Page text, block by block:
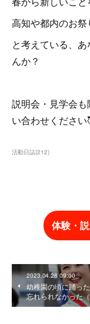
高知や都内のお祭
と考えている、
んか？
説明会・見学会
い合わせください
活動日誌(212)
体験・
2023.04.28 09:00
幼稚園の頃に踊っ
忘れられなかった（